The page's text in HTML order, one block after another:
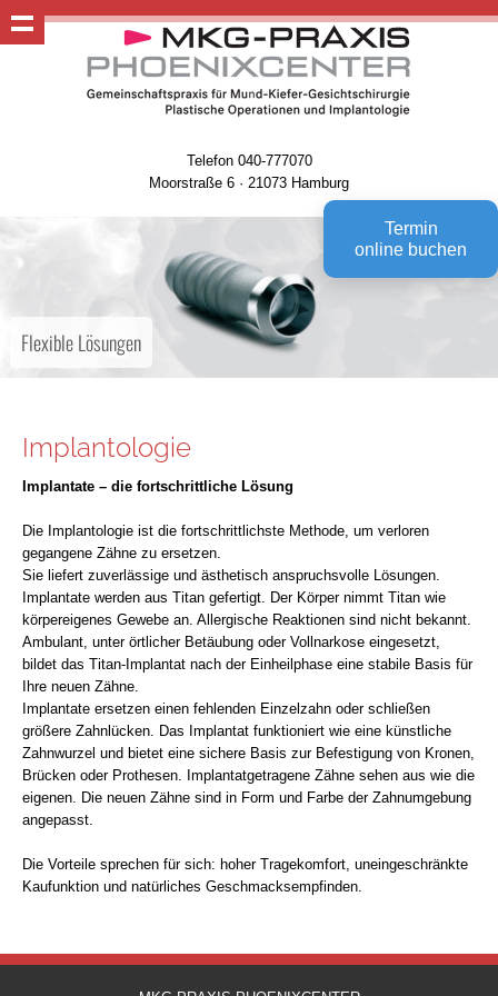
Termin
online buchen
Telefon 040-777070
Moorstraße 6 · 21073 Hamburg
Flexible Lösungen
Implantologie
Implantate – die fortschrittliche Lösung
Die Implantologie ist die fortschrittlichste Methode, um verloren
gegangene Zähne zu ersetzen.
Sie liefert zuverlässige und ästhetisch anspruchsvolle Lösungen.
Implantate werden aus Titan gefertigt. Der Körper nimmt Titan wie
körpereigenes Gewebe an. Allergische Reaktionen sind nicht bekannt.
Ambulant, unter örtlicher Betäubung oder Vollnarkose eingesetzt,
bildet das Titan-Implantat nach der Einheilphase eine stabile Basis für
Ihre neuen Zähne.
Implantate ersetzen einen fehlenden Einzelzahn oder schließen
größere Zahnlücken. Das Implantat funktioniert wie eine künstliche
Zahnwurzel und bietet eine sichere Basis zur Befestigung von Kronen,
Brücken oder Prothesen. Implantatgetragene Zähne sehen aus wie die
eigenen. Die neuen Zähne sind in Form und Farbe der Zahnumgebung
angepasst.
Die Vorteile sprechen für sich: hoher Tragekomfort, uneingeschränkte
Kaufunktion und natürliches Geschmacksempfinden.